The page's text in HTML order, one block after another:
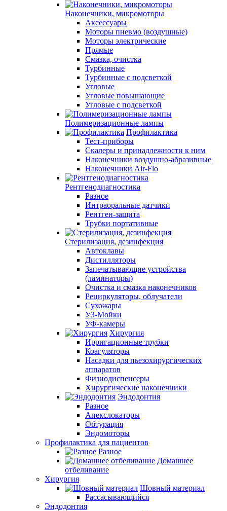
Наконечники, микромоторы
Аксессуары
Моторы пневмо (воздушные)
Моторы электрические
Прямые
Смазка, очистка
Турбинные
Турбинные с подсветкой
Угловые
Угловые повышающие
Угловые с подсветкой
Полимеризационные лампы
Профилактика
Тест-приборы
Скалеры и принадлежности к ним
Наконечники воздушно-абразивные
Наконечники Air-Flo
Рентгенодиагностика
Разное
Интраоральные датчики
Рентген-защита
Трубки портативные
Стерилизация, дезинфекция
Автоклавы
Дистилляторы
Запечатывающие устройства
(ламинаторы)
Очистка и смазка наконечников
Рециркуляторы, облучатели
Сухожары
УЗ-Мойки
УФ-камеры
Хирургия
Ирригационные трубки
Коагуляторы
Насадки для пьезохирургических
аппаратов
Физиодиспенсеры
Хирургические наконечники
Эндодонтия
Разное
Апекслокаторы
Обтурация
Эндомоторы
Профилактика для пациентов
Разное
Домашнее
отбеливание
Хирургия
Шовный материал
Рассасывающийся
Эндодонтия